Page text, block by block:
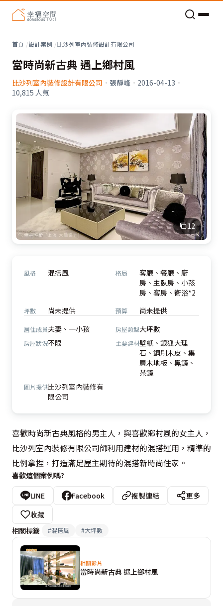
首頁 設計案例 比沙列室內裝修設計有限公司
當時尚新古典 遇上鄉村風
比沙列室內裝修設計有限公司 · 張靜峰 · 2016-04-13 ·
10,815 人氣
12
風格 混搭風 格局
客廳、餐廳、廚
房、主臥房、小孩
房、客房、衛浴*2
坪數 尚未提供 預算 尚未提供
居住成員夫妻、一小孩 房屋類型大坪數
房屋狀況不限 主要建材壁紙、銀狐大理
石、鋼刷木皮、集
層木地板、黑鏡、
茶鏡
圖片提供比沙列室內裝修有
限公司
喜歡時尚新古典風格的男主人，與喜歡鄉村風的女主人，
比沙列室內裝修有限公司師利用建材的混搭運用，精準的
比例拿捏，打造滿足屋主期待的混搭新時尚住家。
喜歡這個案例嗎?
LINE Facebook 複製連結
更多
收藏
相關標籤
#混搭風 #大坪數
相關影片
當時尚新古典 遇上鄉村風